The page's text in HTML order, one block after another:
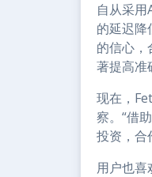
自从采
的延迟降
的信心
著提高准
现在，
察。“借
投资，合
用户也喜